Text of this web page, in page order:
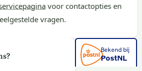
voor contactopties en
vragen.